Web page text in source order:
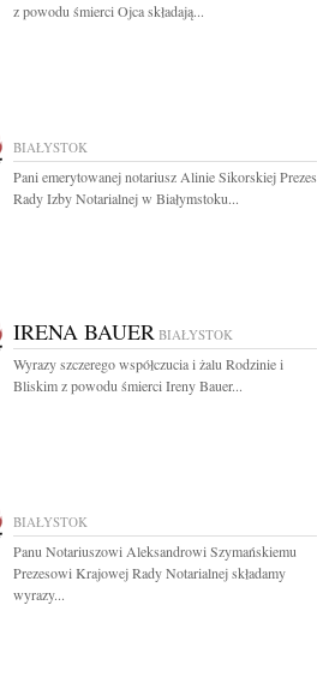
z powodu śmierci Ojca składają...
BIAŁYSTOK
Pani emerytowanej notariusz Alinie Sikorskiej Prezes
Rady Izby Notarialnej w Białymstoku...
IRENA BAUER BIAŁYSTOK
Wyrazy szczerego współczucia i żalu Rodzinie i
Bliskim z powodu śmierci Ireny Bauer...
BIAŁYSTOK
Panu Notariuszowi Aleksandrowi Szymańskiemu
Prezesowi Krajowej Rady Notarialnej składamy
wyrazy...